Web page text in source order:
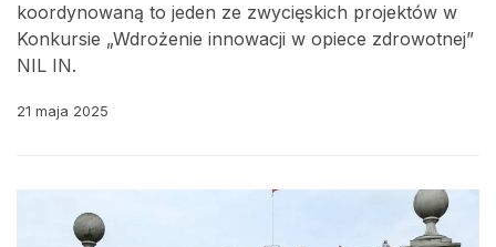
koordynowaną to jeden ze zwycięskich projektów w
Konkursie „Wdrożenie innowacji w opiece zdrowotnej”
NIL IN.
21 maja 2025